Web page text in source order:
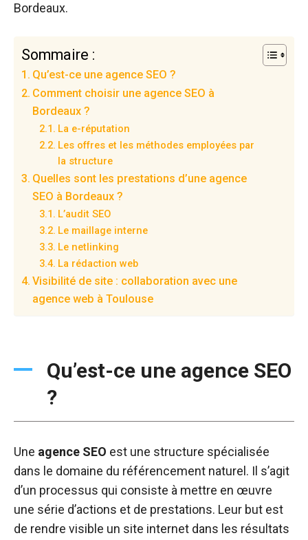
Bordeaux.
Sommaire :
Qu’est-ce une agence SEO ?
Comment choisir une agence SEO à
Bordeaux ?
La e-réputation
Les offres et les méthodes employées par
la structure
Quelles sont les prestations d’une agence
SEO à Bordeaux ?
L’audit SEO
Le maillage interne
Le netlinking
La rédaction web
Visibilité de site : collaboration avec une
agence web à Toulouse
Qu’est-ce une agence SEO
?
Une agence SEO est une structure spécialisée
dans le domaine du référencement naturel. Il s’agit
d’un processus qui consiste à mettre en œuvre
une série d’actions et de prestations. Leur but est
de rendre visible un site internet dans les résultats